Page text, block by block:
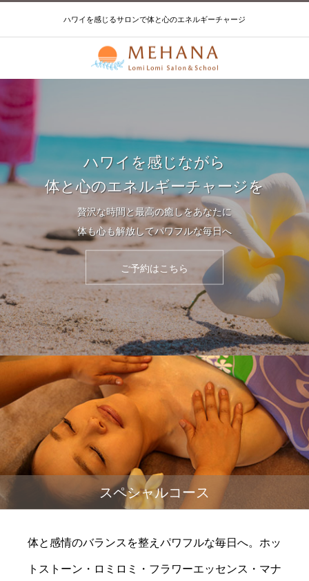
ハワイを感じるサロンで体と心のエネルギーチャージ
ハワイを感じながら
体と心のエネルギーチャージを
贅沢な時間と最高の癒しをあなたに
体も心も解放してパワフルな毎日へ
ご予約はこちら
スペシャルコース
体と感情のバランスを整えパワフルな毎日へ。ホッ
トストーン・ロミロミ・フラワーエッセンス・マナ